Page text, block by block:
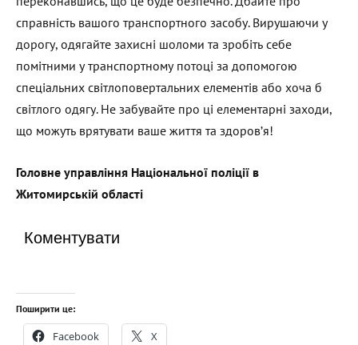
справність вашого транспортного засобу. Вирушаючи у
дорогу, одягайте захисні шоломи та зробіть себе
помітними у транспортному потоці за допомогою
спеціальних світлоповертальних елементів або хоча б
світлого одягу. Не забувайте про ці елементарні заходи,
що можуть врятувати ваше життя та здоров’я!
Головне управління Національної поліції в
Житомирській області
Коментувати
Поширити це:
Facebook X